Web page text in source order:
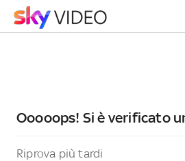
Ooooops! Si è verificato
Riprova più tardi